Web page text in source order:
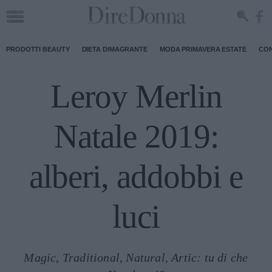
PRODOTTI BEAUTY DIETA DIMAGRANTE MODA PRIMAVERA ESTATE
Leroy Merlin
Natale 2019:
alberi, addobbi e
luci
Magic, Traditional, Natural, Artic: tu di che